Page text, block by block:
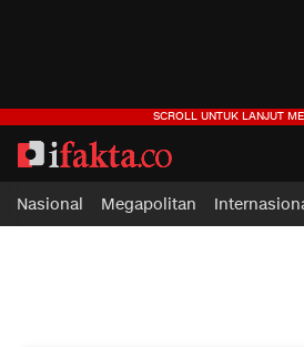
ifakta.co
#pastibenar
Nasional Megapolitan